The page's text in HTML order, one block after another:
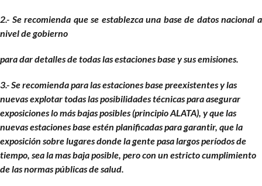
2.- Se recomienda que se establezca una base de datos nacional a
nivel de gobierno
para dar detalles de todas las estaciones base y sus emisiones.
3.- Se recomienda para las estaciones base preexistentes y las
nuevas explotar todas las posibilidades técnicas para asegurar
exposiciones lo más bajas posibles (principio ALATA), y que las
nuevas estaciones base estén planificadas para garantir, que la
exposición sobre lugares donde la gente pasa largos períodos de
tiempo, sea la mas baja posible, pero con un estricto cumplimiento
de las normas públicas de salud.